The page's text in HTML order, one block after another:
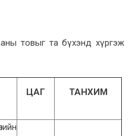
товыг та бүхэнд хүргэж
ЦАГ ТАНХИМ